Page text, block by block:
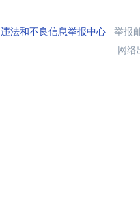
违法和不良信息举报中心举报
网